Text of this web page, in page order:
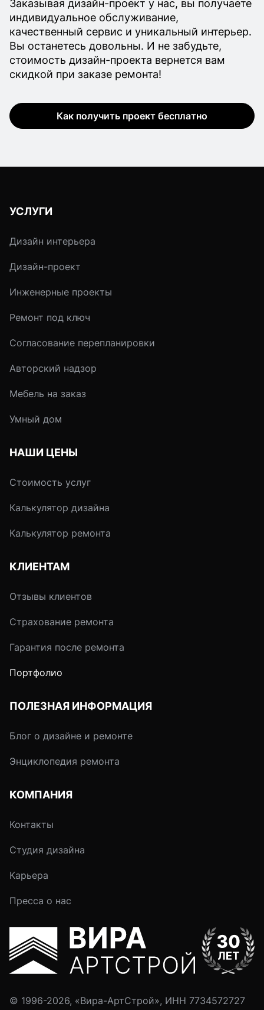
Заказывая дизайн-проект у нас, вы получаете
индивидуальное обслуживание,
качественный сервис и уникальный интерьер.
Вы останетесь довольны. И не забудьте,
стоимость дизайн-проекта вернется вам
скидкой при заказе ремонта!
Как получить проект бесплатно
УСЛУГИ
Дизайн интерьера
Дизайн-проект
Инженерные проекты
Ремонт под ключ
Согласование перепланировки
Авторский надзор
Мебель на заказ
Умный дом
НАШИ ЦЕНЫ
Стоимость услуг
Калькулятор дизайна
Калькулятор ремонта
КЛИЕНТАМ
Отзывы клиентов
Страхование ремонта
Гарантия после ремонта
Портфолио
ПОЛЕЗНАЯ ИНФОРМАЦИЯ
Блог о дизайне и ремонте
Энциклопедия ремонта
КОМПАНИЯ
Контакты
Студия дизайна
Карьера
Пресса о нас
© 1996-2026, «Вира-АртСтрой», ИНН 7734572727